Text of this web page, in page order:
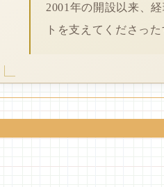
2001年の開設以来、
トを支えてくださっ